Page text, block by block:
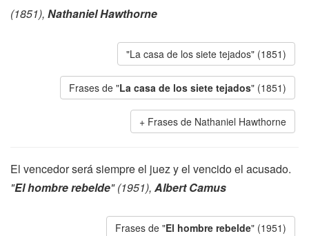
(1851), Nathaniel Hawthorne
"La casa de los siete tejados" (1851)
Frases de "La casa de los siete tejados" (1851)
Frases de Nathaniel Hawthorne
El vencedor será siempre el juez y el vencido el acusado.
"El hombre rebelde" (1951), Albert Camus
Frases de "El hombre rebelde" (1951)